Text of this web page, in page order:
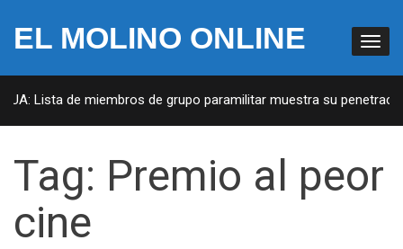
EL MOLINO ONLINE
Lista de miembros de grupo paramilitar muestra su
Tag: Premio al peor
cine